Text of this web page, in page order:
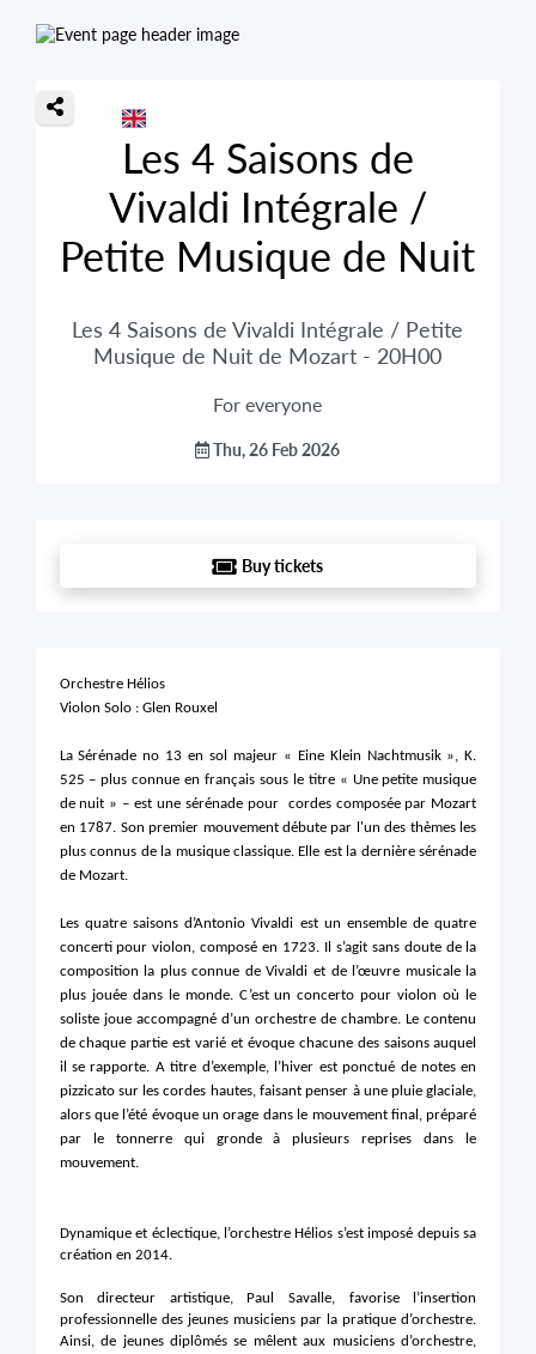
Les 4 Saisons de
Vivaldi Intégrale /
Petite Musique de Nuit
Les 4 Saisons de Vivaldi Intégrale / Petite
Musique de Nuit de Mozart - 20H00
For everyone
Thu, 26 Feb 2026
Buy tickets
Orchestre Hélios
Violon Solo : Glen Rouxel
La Sérénade no 13 en sol majeur « Eine Klein Nachtmusik », K.
525 – plus connue en français sous le titre « Une petite musique
de nuit » – est une sérénade pour cordes composée par Mozart
en 1787. Son premier mouvement débute par l'un des thèmes les
plus connus de la musique classique. Elle est la dernière sérénade
de Mozart.
Les quatre saisons d’Antonio Vivaldi est un ensemble de quatre
concerti pour violon, composé en 1723. Il s’agit sans doute de la
composition la plus connue de Vivaldi et de l’œuvre musicale la
plus jouée dans le monde. C’est un concerto pour violon où le
soliste joue accompagné d’un orchestre de chambre. Le contenu
de chaque partie est varié et évoque chacune des saisons auquel
il se rapporte. A titre d’exemple, l’hiver est ponctué de notes en
pizzicato sur les cordes hautes, faisant penser à une pluie glaciale,
alors que l’été évoque un orage dans le mouvement final, préparé
par le tonnerre qui gronde à plusieurs reprises dans le
mouvement.
Dynamique et éclectique, l’orchestre Hélios s’est imposé depuis sa
création en 2014.
Son directeur artistique, Paul Savalle, favorise l’insertion
professionnelle des jeunes musiciens par la pratique d’orchestre.
Ainsi, de jeunes diplômés se mêlent aux musiciens d’orchestre,